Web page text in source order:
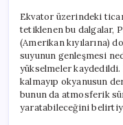
Ekvator üzerindeki
tetiklenen bu dalgalar,
(Amerikan kıyılarına)
suyunun genleşmesi
yükselmeler kaydedildi.
kalmayıp okyanusun
bunun da atmosferik
yaratabileceğini